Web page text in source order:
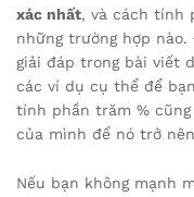
xác nhất, và cách tính
những trường hợp
giải đáp trong bài viết
các ví dụ cụ thể để
tính phần trăm % cũng
của mình để nó trở
Nếu bạn không mạnh